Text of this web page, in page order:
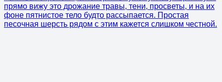
прямо вижу это дрожание травы, тени, просветы, и на их
фоне пятнистое тело будто рассыпается. Простая
песочная шерсть рядом с этим кажется слишком честной.